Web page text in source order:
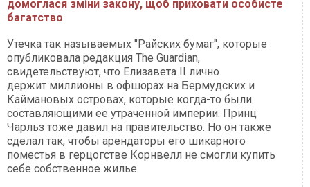
домоглася зміни закону, щоб приховати особисте
багатство
Утечка так называемых "Райских бумаг", которые
опубликовала редакция The Guardian,
свидетельствуют, что Елизавета II лично
держит миллионы в офшорах на Бермудских и
Каймановых островах, которые когда-то были
составляющими ее утраченной империи. Принц
Чарльз тоже давил на правительство. Но он также
сделал так, чтобы арендаторы его шикарного
поместья в герцогстве Корнвелл не смогли купить
себе собственное жилье.